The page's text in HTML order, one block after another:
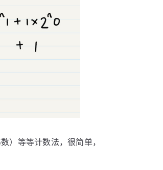
）等等计数法，很简单，